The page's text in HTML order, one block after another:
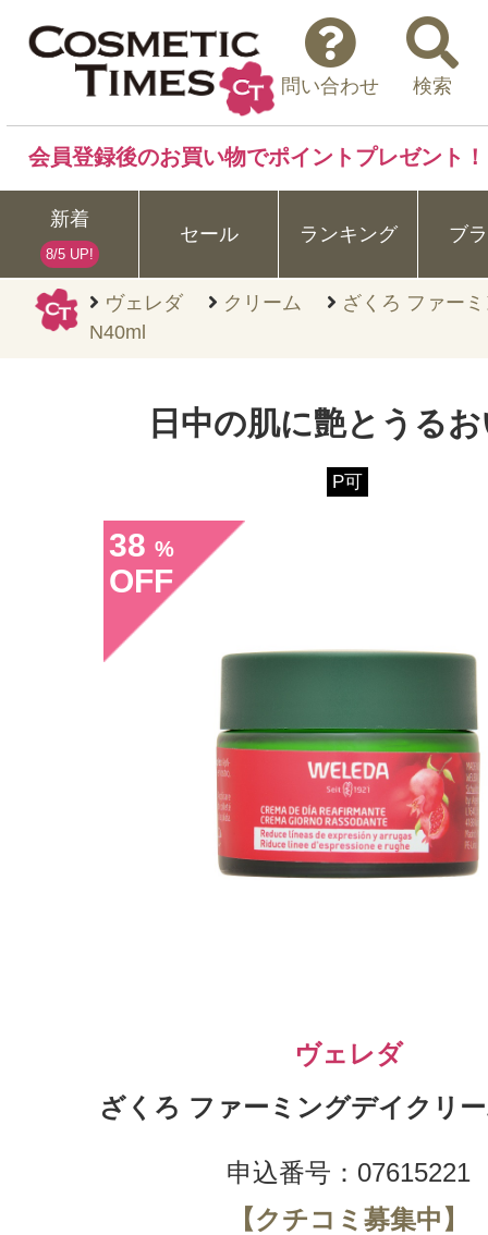
ヴェレダ クリーム
ざくろ ファー
N40ml
問い合わせ 検索
会員登録後のお買い物でポイントプレゼント！
新着
8/5 UP!
セール ランキング ブ
日中の肌に艶とうる
P可
38 %
OFF
ヴェレダ
ざくろ ファーミングデイクリ
申込番号：07615221
【クチコミ募集中】